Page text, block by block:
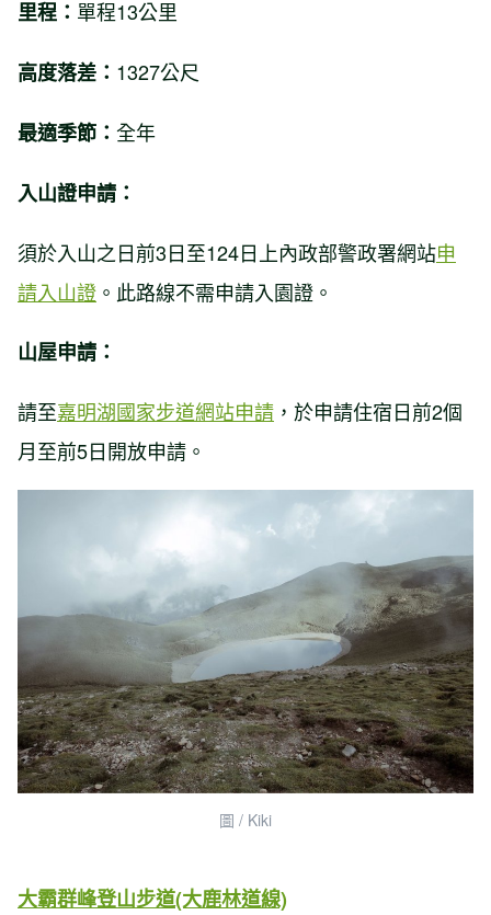
里程： 單程13公里
高度落差： 1327公尺
最適季節： 全年
入山證申請：
須於入山之日前3日至124日上內政部警政署網站申
請入山證 。此路線不需申請入園證。
山屋申請：
請至嘉明湖國家步道網站申請 ，於申請住宿日前2個
月至前5日開放申請。
圖 / Kiki
大霸群峰登山步道(大鹿林道線)